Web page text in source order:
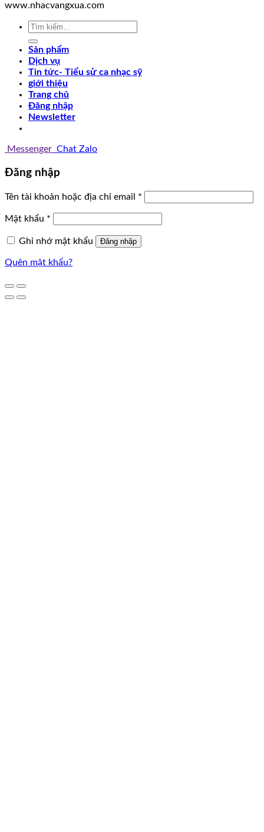
www.nhacvangxua.com
Tìm
Sản phẩm
Dịch vụ
Tin tức- Tiểu sử ca nhạc sỹ
giới thiệu
Trang chủ
Đăng nhập
Newsletter
Messenger Chat Zalo
Đăng nhập
Tên tài khoản hoặc địa chỉ email *
Mật khẩu *
Ghi nhớ mật khẩu Đăng nhập
Quên mật khẩu?